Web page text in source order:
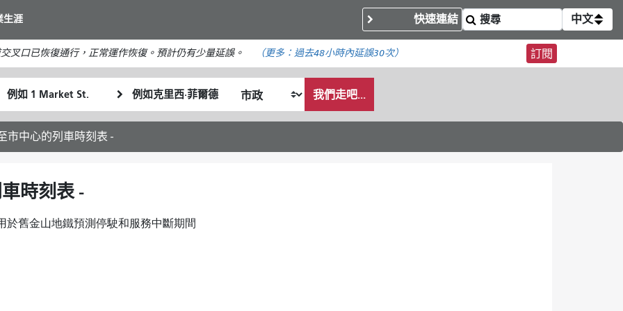
主
要
內
容
生涯 快速連結 中文
叉口已恢復通行，正常運作恢復。預計仍有少量延誤。 （更多： 過去48小時內延誤30次） 訂閱
終
點
位
我
希
的
式
我們走吧...
市中心的列車時刻表 -
時刻表 -
於舊金山地鐵預測停駛和服務中斷期間